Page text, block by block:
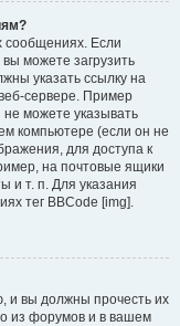
Если
можете загрузить
указать ссылку на
сервере. Пример
можете указывать
компьютере (если он не
для доступа к
на почтовые ящики
и т. п. Для указания
тег BBCode [img].
и вы должны прочесть их
из форумов и в вашем